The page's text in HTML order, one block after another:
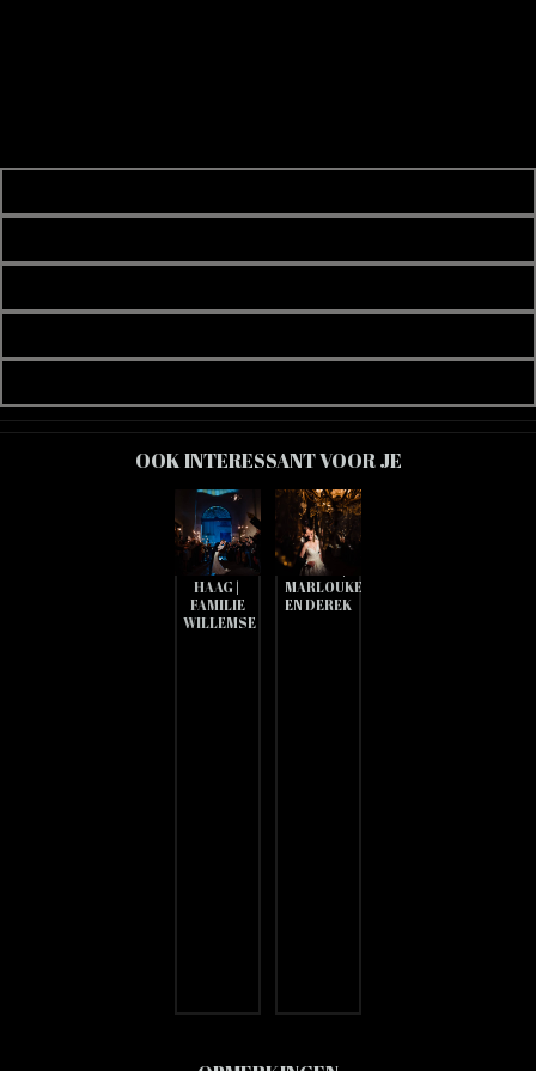
OOK INTERESSANT VOOR JE
TROUWFOTOGRAAF
'T
SPAANSCHE
HOF DEN
HAAG |
FAMILIE
WILLEMSE
TROUWFOTOGRAAF
KASTEEL
WOLVENBOS
BELGIË |
MARLOUKE
EN DEREK